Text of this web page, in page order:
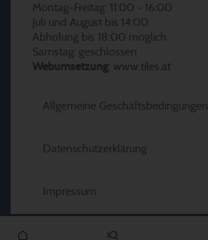
Montag-Freitag: 11:00 - 16:00
Juli und August bis 14:00
Abholung bis 18:00 möglich
Samstag: geschlossen
Webumsetzung: www.tiles.at
Allgemeine Geschäftsbedingungen
Datenschutzerklärung
Impressum